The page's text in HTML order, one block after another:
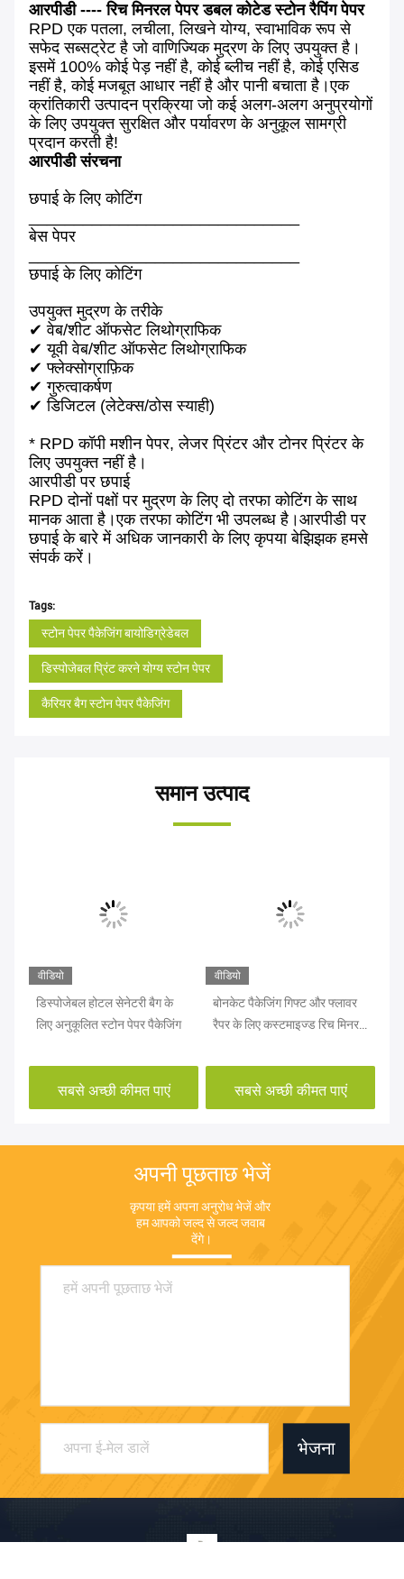
आरपीडी ---- रिच मिनरल पेपर डबल कोटेड स्टोन रैपिंग पेपर
RPD एक पतला, लचीला, लिखने योग्य, स्वाभाविक रूप से
सफेद सब्सट्रेट है जो वाणिज्यिक मुद्रण के लिए उपयुक्त है।
इसमें 100% कोई पेड़ नहीं है, कोई ब्लीच नहीं है, कोई एसिड
नहीं है, कोई मजबूत आधार नहीं है और पानी बचाता है।एक
क्रांतिकारी उत्पादन प्रक्रिया जो कई अलग-अलग अनुप्रयोगों
के लिए उपयुक्त सुरक्षित और पर्यावरण के अनुकूल सामग्री
प्रदान करती है!
आरपीडी संरचना
छपाई के लिए कोटिंग
बेस पेपर
छपाई के लिए कोटिंग
उपयुक्त मुद्रण के तरीके
✔ वेब/शीट ऑफसेट लिथोग्राफिक
✔ यूवी वेब/शीट ऑफसेट लिथोग्राफिक
✔ फ्लेक्सोग्राफ़िक
✔ गुरुत्वाकर्षण
✔ डिजिटल (लेटेक्स/ठोस स्याही)
* RPD कॉपी मशीन पेपर, लेजर प्रिंटर और टोनर प्रिंटर के
लिए उपयुक्त नहीं है।
आरपीडी पर छपाई
RPD दोनों पक्षों पर मुद्रण के लिए दो तरफा कोटिंग के साथ
मानक आता है।एक तरफा कोटिंग भी उपलब्ध है।आरपीडी पर
छपाई के बारे में अधिक जानकारी के लिए कृपया बेझिझक हमसे
संपर्क करें।
Tags:
स्टोन पेपर पैकेजिंग बायोडिग्रेडेबल
डिस्पोजेबल प्रिंट करने योग्य स्टोन पेपर
कैरियर बैग स्टोन पेपर पैकेजिंग
समान उत्पाद
वीडियो
डिस्पोजेबल होटल सेनेटरी बैग के
लिए अनुकूलित स्टोन पेपर पैकेजिंग
सबसे अच्छी कीमत पाएं
वीडियो
बोनकेट पैकेजिंग गिफ्ट और फ्लावर
रैपर के लिए कस्टमाइज्ड रिच मिनरल
सबसे अच्छी कीमत पाएं
अपनी पूछताछ भेजें
कृपया हमें अपना अनुरोध भेजें और
हम आपको जल्द से जल्द जवाब
देंगे।
भेजना